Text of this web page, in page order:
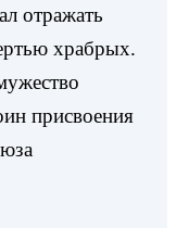
отражать
храбрых.
присвоения